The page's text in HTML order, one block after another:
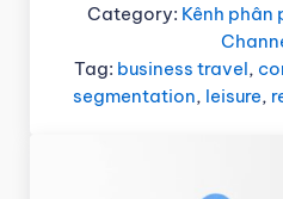
Category: Kênh phân
Tag: business travel,
segmentation, leisure,